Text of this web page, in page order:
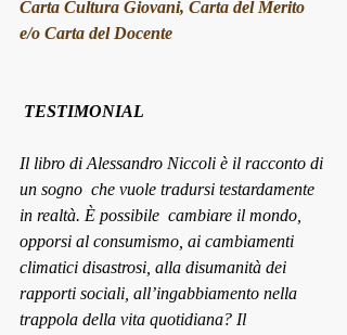
Carta Cultura Giovani, Carta del Merito
e/o Carta del Docente
TESTIMONIAL
Il libro di Alessandro Niccoli è il racconto di
un sogno  che vuole tradursi testardamente
in realtà. È possibile  cambiare il mondo,
opporsi al consumismo, ai cambiamenti
climatici disastrosi, alla disumanità dei
rapporti sociali, all’ingabbiamento nella
trappola della vita quotidiana? Il